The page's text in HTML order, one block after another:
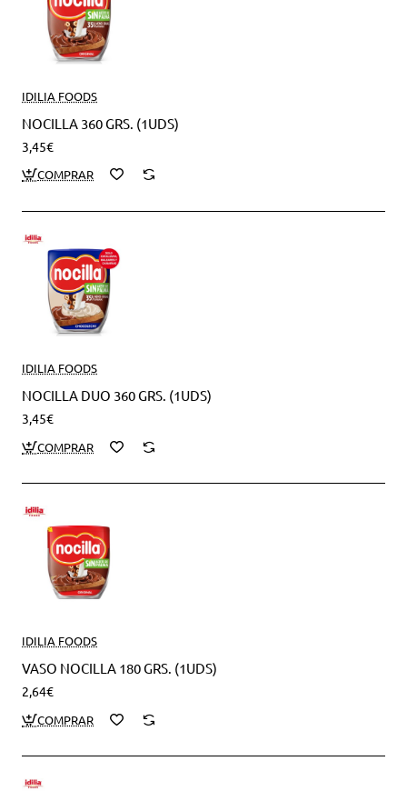
IDILIA FOODS
NOCILLA 360 GRS. (1UDS)
3,45€
IDILIA FOODS
NOCILLA DUO 360 GRS. (1UDS)
3,45€
IDILIA FOODS
VASO NOCILLA 180 GRS. (1UDS)
2,64€